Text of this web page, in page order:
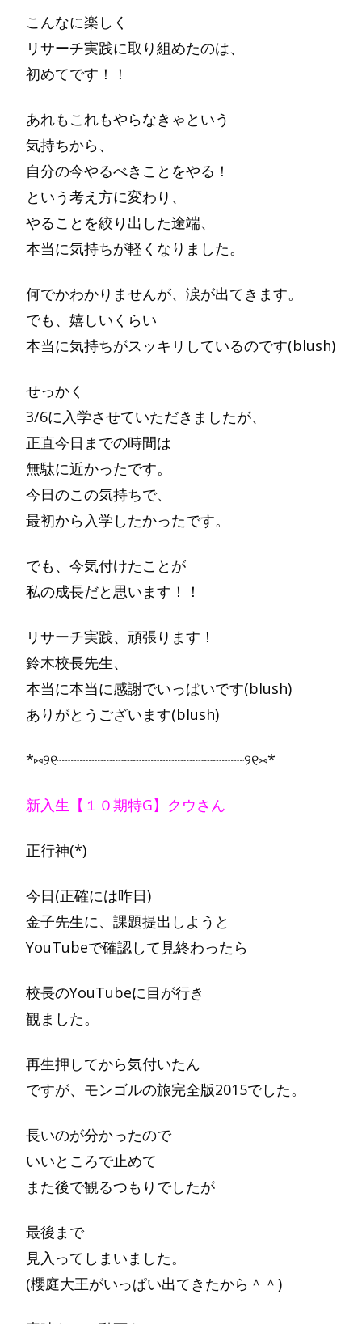
こんなに楽しく
リサーチ実践に取り組めたのは、
初めてです！！
あれもこれもやらなきゃという
気持ちから、
自分の今やるべきことをやる！
という考え方に変わり、
やることを絞り出した途端、
本当に気持ちが軽くなりました。
何でかわかりませんが、涙が出てきます。
でも、嬉しいくらい
本当に気持ちがスッキリしているのです(blush)
せっかく
3/6に入学させていただきましたが、
正直今日までの時間は
無駄に近かったです。
今日のこの気持ちで、
最初から入学したかったです。
でも、今気付けたことが
私の成長だと思います！！
リサーチ実践、頑張ります！
鈴木校長先生、
本当に本当に感謝でいっぱいです(blush)
ありがとうございます(blush)
*⑅︎୨୧┈︎┈︎┈┈︎┈︎┈┈︎┈︎┈┈︎┈︎┈︎┈︎┈︎┈︎┈┈︎┈︎┈︎┈︎┈︎୨୧⑅︎*
新入生【１０期特G】クウさん
正行神(*)
今日(正確には昨日)
金子先生に、課題提出しようと
YouTubeで確認して見終わったら
校長のYouTubeに目が行き
観ました。
再生押してから気付いたん
ですが、モンゴルの旅完全版2015でした。
長いのが分かったので
いいところで止めて
また後で観るつもりでしたが
最後まで
見入ってしまいました。
(櫻庭大王がいっぱい出てきたから＾＾)